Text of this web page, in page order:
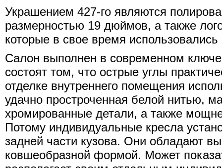
Украшением 427-го являются
размерностью 19 дюймов, а также
которые в свое время
Салон выполнен в современном
состоят том, что острые углы
отделке внутреннего помещения
удачно простроченная белой нитью,
хромированные детали, а также
Потому индивидуальные кресла
задней части кузова. Они обладают
ковшеобразной формой. Может